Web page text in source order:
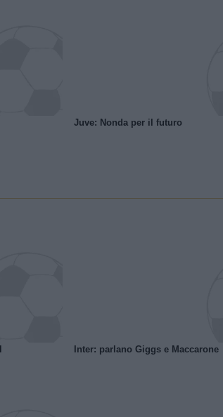
Juve: Nonda per il futuro
Inter: parlano Giggs e Maccarone